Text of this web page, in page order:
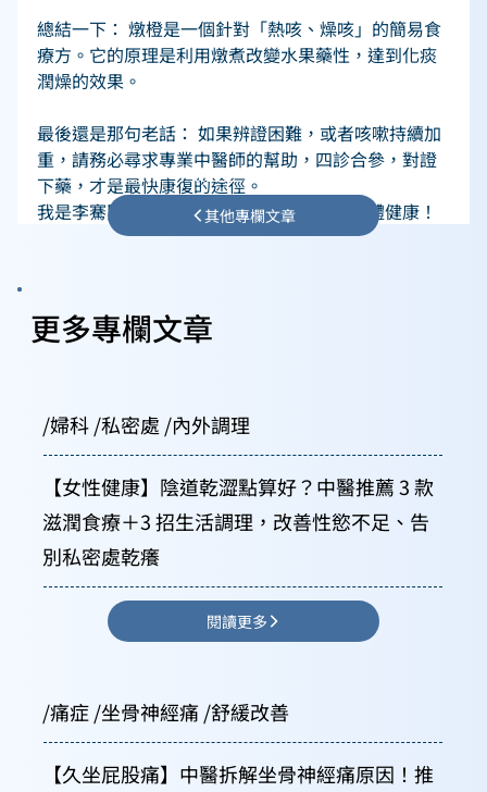
總結一下： 燉橙是一個針對「熱咳、燥咳」的簡易食
療方。它的原理是利用燉煮改變水果藥性，達到化痰
潤燥的效果。
最後還是那句老話： 如果辨證困難，或者咳嗽持續加
重，請務必尋求專業中醫師的幫助，四診合參，對證
下藥，才是最快康復的途徑。
我是李騫賢中醫師，我們下次見！祝大家身體健康！
其他專欄文章
更多專欄文章
/婦科 /私密處 /內外調理
【女性健康】陰道乾澀點算好？中醫推薦 3 款
滋潤食療＋3 招生活調理，改善性慾不足、告
別私密處乾癢
閱讀更多
/痛症 /坐骨神經痛 /舒緩改善
【久坐屁股痛】中醫拆解坐骨神經痛原因！推